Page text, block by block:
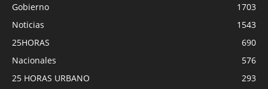
Gobierno
1703
Noticias
1543
25HORAS
690
Nacionales
576
25 HORAS URBANO
293